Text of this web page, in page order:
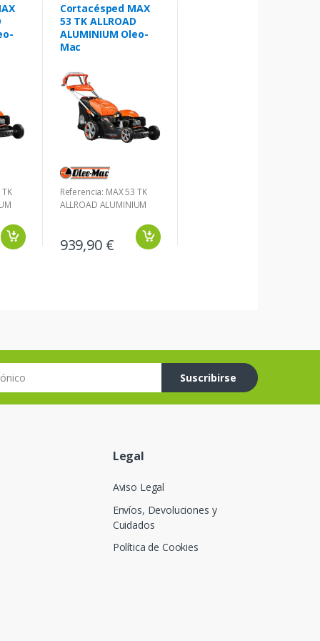
Cortacésped MAX
53 TK ALLROAD
ALUMINIUM Oleo-
Mac
Referencia: MAX 53 TK
ALLROAD ALUMINIUM
939,90 €
Suscribirse
Legal
Aviso Legal
Envíos, Devoluciones y
Cuidados
Política de Cookies